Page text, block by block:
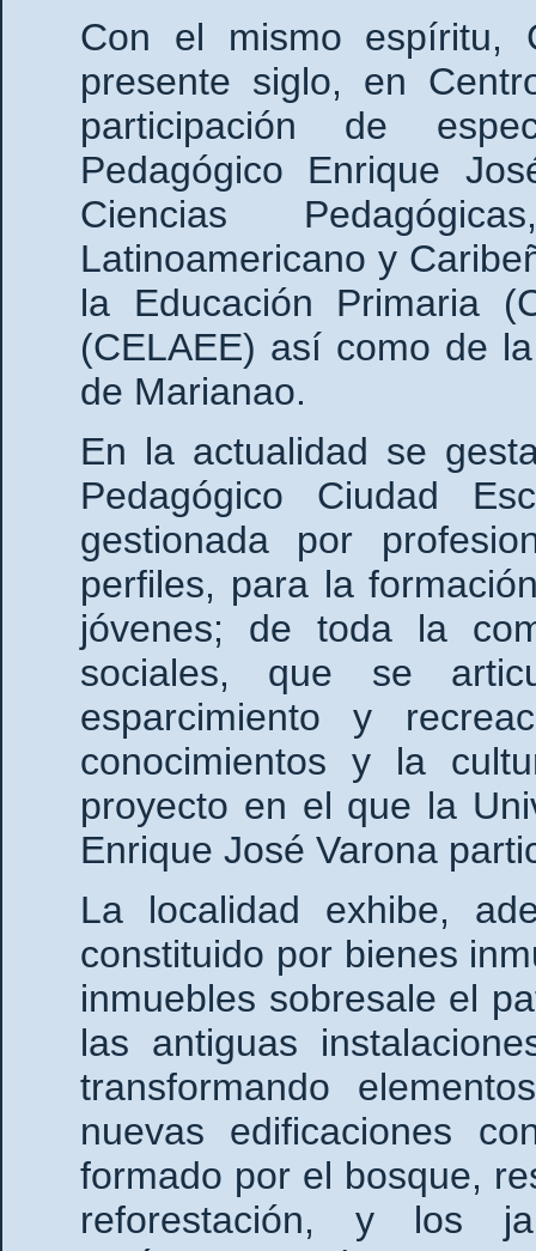
Con el mismo espíritu,
presente siglo, en
participación de
Pedagógico Enrique
Ciencias
Latinoamericano y
la Educación Primaria
(CELAEE) así como de
de Marianao.
En la actualidad se
Pedagógico Ciudad
gestionada por
perfiles, para la
jóvenes; de toda la
sociales, que se
esparcimiento y
conocimientos y la
proyecto en el que la
Enrique José Varona
La localidad exhibe,
constituido por bienes
inmuebles sobresale el
las antiguas
transformando
nuevas edificaciones
formado por el bosque,
reforestación, y los